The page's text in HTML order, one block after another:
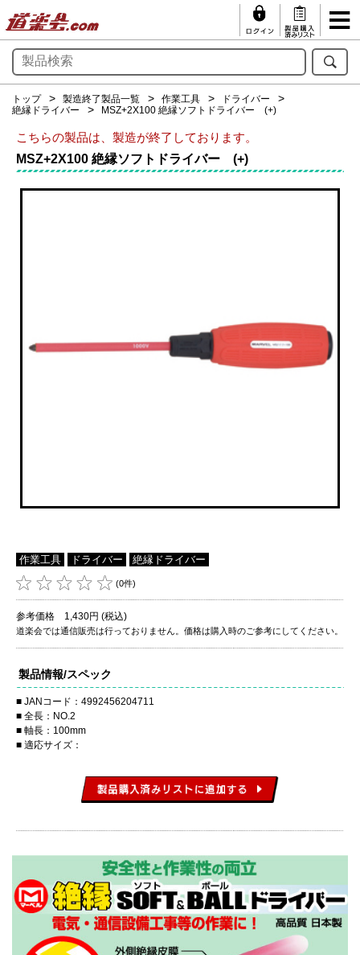
トップ 製造終了製品一覧 作業工具
ドライバー
絶縁ドライバー
MSZ+2X100 絶縁ソフトドライバー (+)
こちらの製品は、製造が終了しております。
MSZ+2X100 絶縁ソフトドライバー (+)
作業工具 ドライバー 絶縁ドライバー
(0件)
参考価格 1,430円 (税込)
道楽会では通信販売は行っておりません。価格は購入時のご参考にしてください。
製品情報/スペック
JANコード：4992456204711
全長：NO.2
軸長：100mm
適応サイズ：